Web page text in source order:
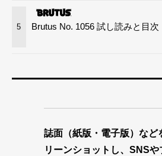
5 Brutus No. 1056 試し読みと目次
誌面（紙版・電子版）など
リーンショットし、SNSや